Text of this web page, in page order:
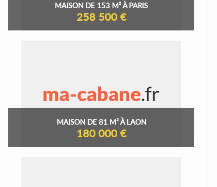
MAISON DE 153 M² À PARIS
258 500 €
MAISON DE 81 M² À LAON
180 000 €